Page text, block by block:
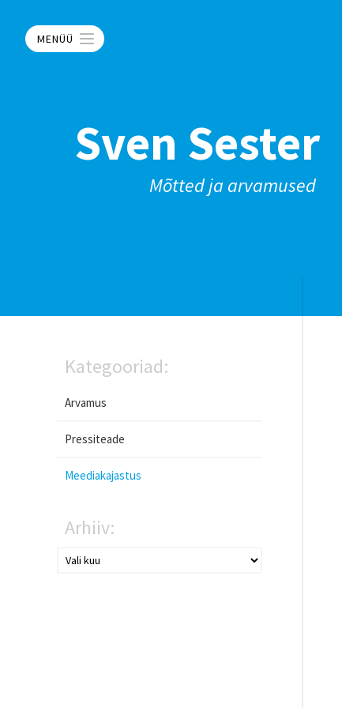
MENÜÜ
Sven Sester
Mõtted ja arvamused
Kategooriad:
Arvamus
Pressiteade
Meediakajastus
Arhiiv: